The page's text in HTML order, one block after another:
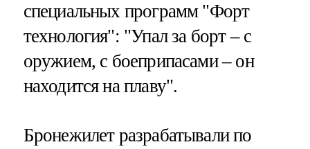
специальных программ "Форт
технология": "Упал за борт – с
оружием, с боеприпасами – он
находится на плаву".
Бронежилет разрабатывали по